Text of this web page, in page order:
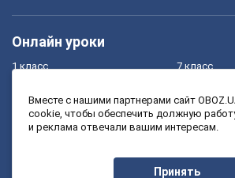
Онлайн уроки
1 класс
3 класс
7 класс
9 класс
Вместе с нашими партнерами сайт
cookie, чтобы обеспечить должную
и реклама отвечали вашим интересам.
Принять